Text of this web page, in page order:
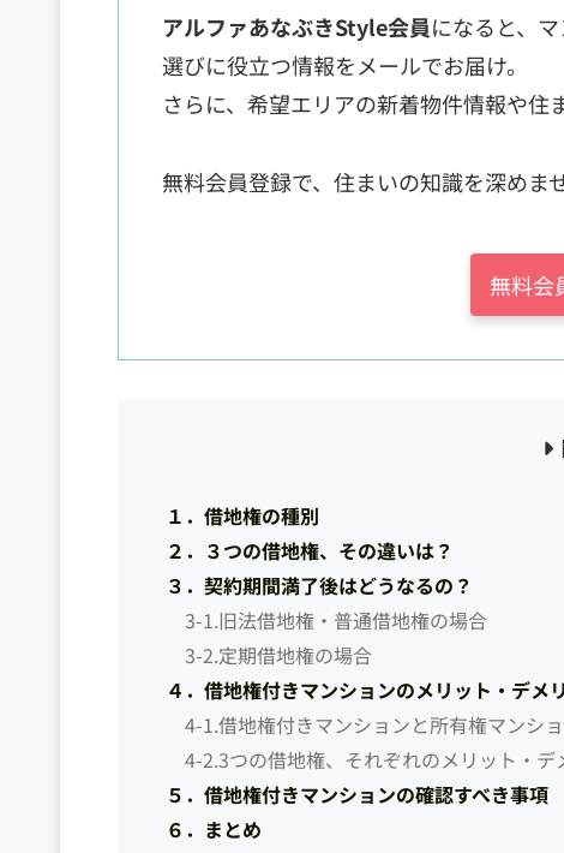
アルファあなぶきStyle会員になると、
選びに役立つ情報をメールでお届け。
さらに、希望エリアの新着物件情報や住
無料会員登録で、住まいの知識を深めま
無料会
１．借地権の種別
２．３つの借地権、その違いは？
３．契約期間満了後はどうなるの？
3-1.旧法借地権・普通借地権の場合
3-2.定期借地権の場合
４．借地権付きマンションのメリット・デメ
4-1.借地権付きマンションと所有権マンシ
4-2.3つの借地権、それぞれのメリット・デ
５．借地権付きマンションの確認すべき事項
６．まとめ